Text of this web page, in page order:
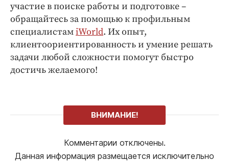
участие в поиске работы и подготовке –
обращайтесь за помощью к профильным
специалистамiWorld. Их опыт,
клиентоориентированность и умение решать
задачи любой сложности помогут быстро
достичь желаемого!
ВНИМАНИЕ!
Комментарии отключены.
Данная информация размещается исключительно